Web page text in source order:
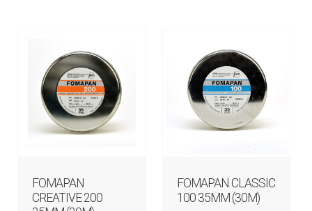
FOMAPAN
CREATIVE 200
FOMAPAN CLASSIC
100 35MM (30M)